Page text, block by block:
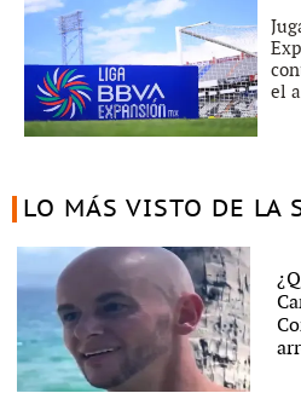
el
LO MÁS VISTO DE LA